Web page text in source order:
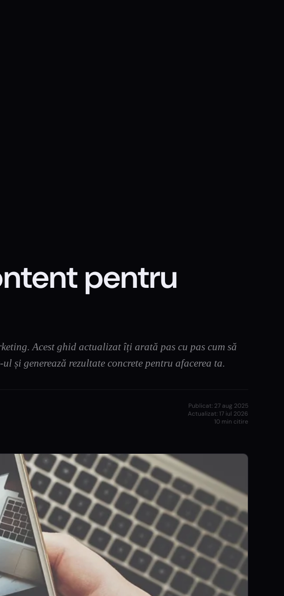
pentru
Acest ghid actualizat îți arată pas cu pas cum să
și generează rezultate concrete pentru afacerea ta.
Publicat: 27 aug 2025
Actualizat:17 iul 2026
10 min citire